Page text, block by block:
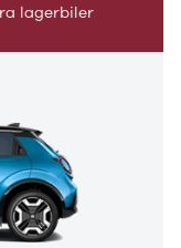
lagerbiler